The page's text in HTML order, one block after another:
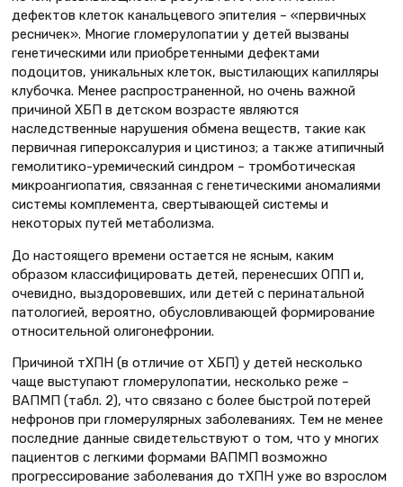
дефектов клеток канальцевого эпителия – «первичных
ресничек». Многие гломерулопатии у детей вызваны
генетическими или приобретенными дефектами
подоцитов, уникальных клеток, выстилающих капилляры
клубочка. Менее распространенной, но очень важной
причиной ХБП в детском возрасте являются
наследственные нарушения обмена веществ, такие как
первичная гипероксалурия и цистиноз; а также атипичный
гемолитико-уремический синдром – тромботическая
микроангиопатия, связанная с генетическими аномалиями
системы комплемента, свертывающей системы и
некоторых путей метаболизма.
До настоящего времени остается не ясным, каким
образом классифицировать детей, перенесших ОПП и,
очевидно, выздоровевших, или детей с перинатальной
патологией, вероятно, обусловливающей формирование
относительной олигонефронии.
Причиной тХПН (в отличие от ХБП) у детей несколько
чаще выступают гломерулопатии, несколько реже –
ВАПМП (табл. 2), что связано с более быстрой потерей
нефронов при гломерулярных заболеваниях. Тем не менее
последние данные свидетельствуют о том, что у многих
пациентов с легкими формами ВАПМП возможно
прогрессирование заболевания до тХПН уже во взрослом